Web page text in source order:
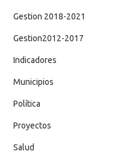
Gestion 2018-2021
Gestion2012-2017
Indicadores
Municipios
Política
Proyectos
Salud